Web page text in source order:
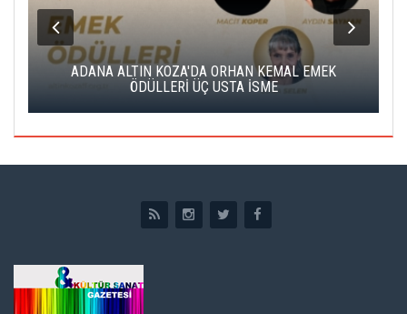
ADANA ALTIN KOZA'DA ORHAN KEMAL EMEK
ÖDÜLLERİ ÜÇ USTA İSME